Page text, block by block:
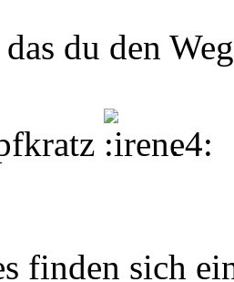
du den
.
finden sich